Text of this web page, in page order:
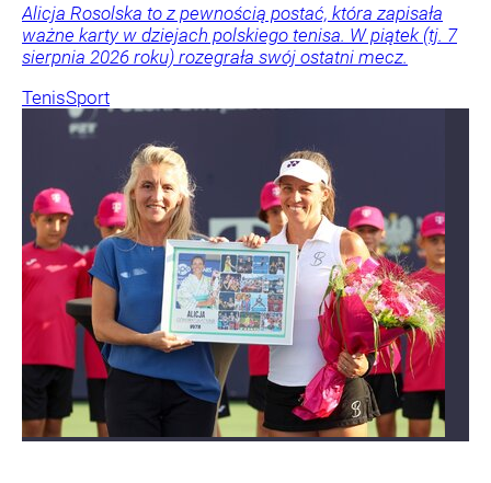
Alicja Rosolska to z pewnością postać, która zapisała
ważne karty w dziejach polskiego tenisa. W piątek (tj. 7
sierpnia 2026 roku) rozegrała swój ostatni mecz.
TenisSport